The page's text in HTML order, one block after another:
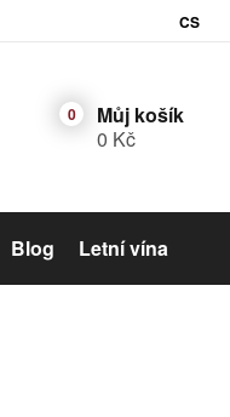
CS
Můj košík
0 Kč
Blog Letní vína